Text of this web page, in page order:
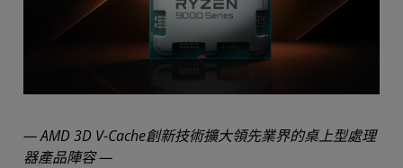
— AMD 3D V-Cache創新技術擴大領先業界的桌上型處理
器產品陣容 —